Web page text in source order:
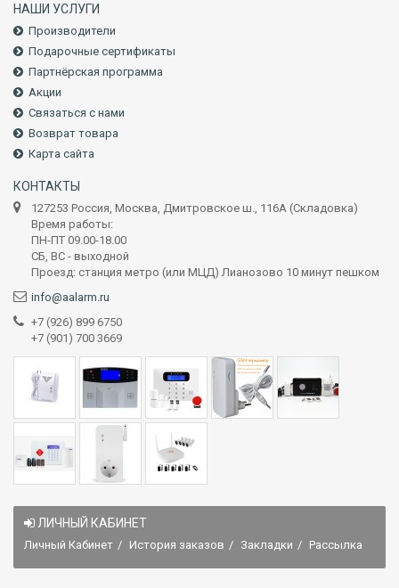
НАШИ УСЛУГИ
Производители
Подарочные сертификаты
Партнёрская программа
Акции
Связаться с нами
Возврат товара
Карта сайта
КОНТАКТЫ
127253 Россия, Москва, Дмитровское ш., 116А (Складовка)
Время работы:
ПН-ПТ 09.00-18.00
СБ, ВС - выходной
Проезд: станция метро (или МЦД) Лианозово 10 минут пешком
info@aalarm.ru
+7 (926) 899 6750
+7 (901) 700 3669
ЛИЧНЫЙ КАБИНЕТ
Личный Кабинет История заказов Закладки Рассылка